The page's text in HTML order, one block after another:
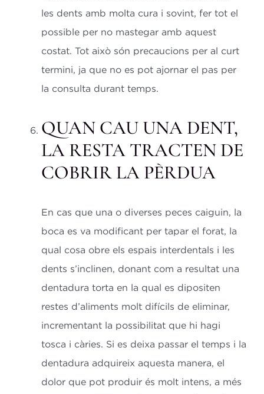
les dents amb molta cura i sovint, fer tot el
possible per no mastegar amb aquest
costat. Tot això són precaucions per al curt
termini, ja que no es pot ajornar el pas per
la consulta durant temps.
QUAN CAU UNA DENT,
LA RESTA TRACTEN DE
COBRIR LA PÈRDUA
En cas que una o diverses peces caiguin, la
boca es va modificant per tapar el forat, la
qual cosa obre els espais interdentals i les
dents s’inclinen, donant com a resultat una
dentadura torta en la qual es dipositen
restes d’aliments molt difícils de eliminar,
incrementant la possibilitat que hi hagi
tosca i càries. Si es deixa passar el temps i la
dentadura adquireix aquesta manera, el
dolor que pot produir és molt intens, a més